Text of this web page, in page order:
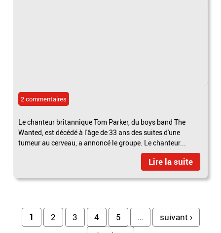
2 commentaires
Le chanteur britannique Tom Parker, du boys band The
Wanted, est décédé à l'âge de 33 ans des suites d'une
tumeur au cerveau, a annoncé le groupe. Le chanteur...
Lire la suite
Pages
1 2 3 4 5 …
suivant ›